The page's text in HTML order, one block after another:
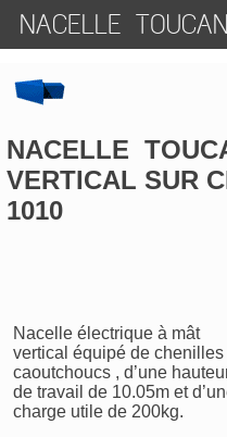
NACELLE
NACELLE
VERTICAL SUR
1010
Nacelle électrique à mât
vertical équipé de chenilles
caoutchoucs , d’une
de travail de 10.05m et
charge utile de 200kg.